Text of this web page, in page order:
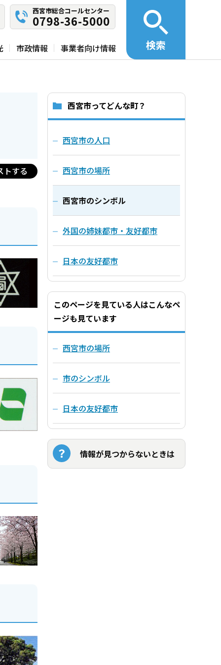
西宮市総合コールセンター
0798-36-5000
市政情報 事業者向け情報 検索
トする
西宮市ってどんな町？
西宮市の人口
西宮市の場所
西宮市のシンボル
外国の姉妹都市・友好都市
日本の友好都市
このページを見ている人はこんなペ
ージも見ています
西宮市の場所
市のシンボル
日本の友好都市
情報が見つからないときは